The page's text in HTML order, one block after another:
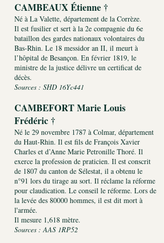
CAMBEAUX Étienne †
Né à La Valette, département de la Corrèze.
Il est fusilier et sert à la 2e compagnie du 6e
bataillon des gardes nationaux volontaires du
Bas-Rhin. Le 18 messidor an II, il meurt à
l’hôpital de Besançon. En février 1819, le
ministre de la justice délivre un certificat de
décès.
Sources : SHD 16Yc441
CAMBEFORT Marie Louis
Frédéric †
Né le 29 novembre 1787 à Colmar, département
du Haut-Rhin. Il est fils de François Xavier
Charles et d’Anne Marie Petronille Thoré. Il
exerce la profession de praticien. Il est conscrit
de 1807 du canton de Sélestat, il a obtenu le
n°91 lors du tirage au sort. Il réclame la réforme
pour claudication. Le conseil le réforme. Lors de
la levée des 80000 hommes, il est dit mort à
l'armée.
Il mesure 1,618 mètre.
Sources : AAS 1RP52